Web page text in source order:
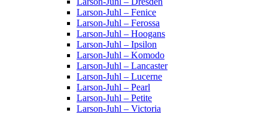
Larson-Juhl – Fenice
Larson-Juhl – Ferossa
Larson-Juhl – Hoogans
Larson-Juhl – Ipsilon
Larson-Juhl – Komodo
Larson-Juhl – Lancaster
Larson-Juhl – Lucerne
Larson-Juhl – Pearl
Larson-Juhl – Petite
Larson-Juhl – Victoria